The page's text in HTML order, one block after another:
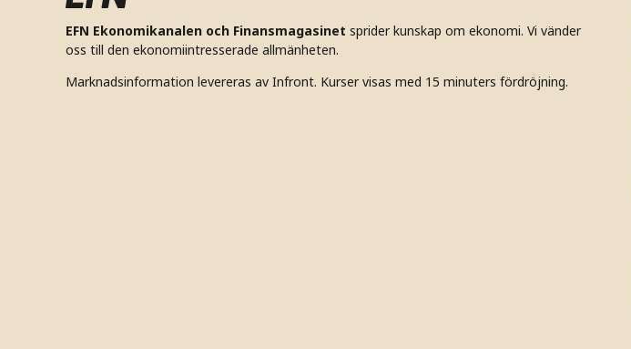
EFN Ekonomikanalen och Finansmagasinet sprider kunskap om ekonomi. Vi vänder
oss till den ekonomiintresserade allmänheten.
Marknadsinformation levereras av Infront. Kurser visas med 15 minuters fördröjning.